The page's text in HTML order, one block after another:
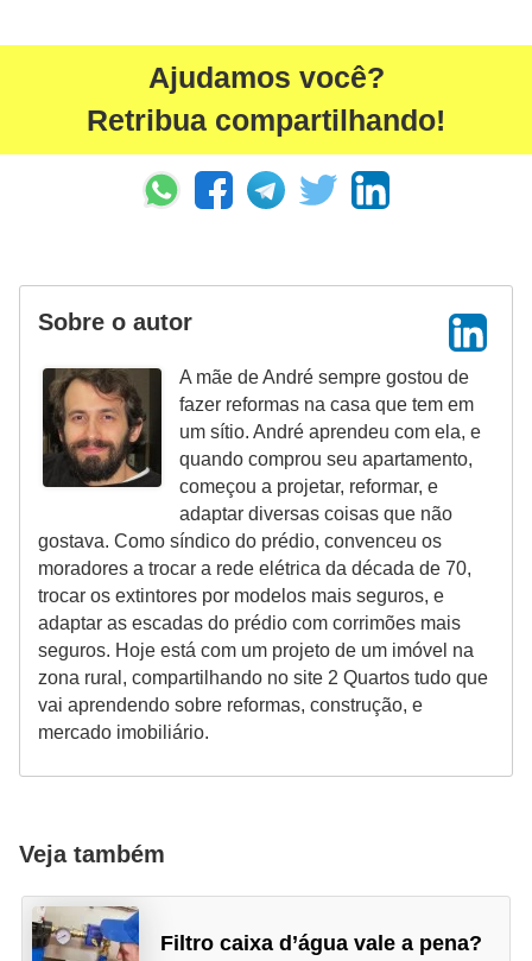
Ajudamos você?
Retribua compartilhando!
Sobre o autor
A mãe de André sempre gostou de
fazer reformas na casa que tem em
um sítio. André aprendeu com ela, e
quando comprou seu apartamento,
começou a projetar, reformar, e
adaptar diversas coisas que não
gostava. Como síndico do prédio, convenceu os
moradores a trocar a rede elétrica da década de 70,
trocar os extintores por modelos mais seguros, e
adaptar as escadas do prédio com corrimões mais
seguros. Hoje está com um projeto de um imóvel na
zona rural, compartilhando no site 2 Quartos tudo que
vai aprendendo sobre reformas, construção, e
mercado imobiliário.
Veja também
Filtro caixa d’água vale a pena?